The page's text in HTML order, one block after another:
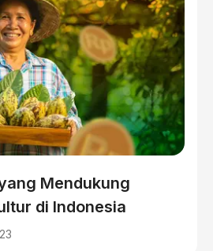
Mendukung
di Indonesia